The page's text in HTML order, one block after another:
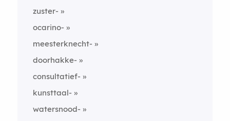
zuster-
ocarino-
meesterknecht-
doorhakke-
consultatief-
kunsttaal-
watersnood-